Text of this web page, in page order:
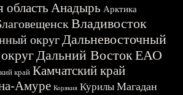
область Анадырь Арктика
Владивосток
округДальневосточный
Дальний ВостокЕАО
край Камчатский край
Амуре Корякия Курилы Магадан